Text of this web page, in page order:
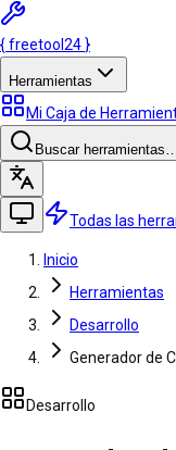
{freetool 24 }
Herramientas
Mi Caja de
Buscar
Todas las
Inicio
Herramientas
Desarrollo
Generador de
Desarrollo